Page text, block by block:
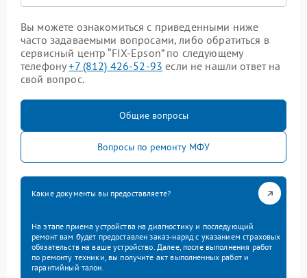
Вы можете ознакомиться с приведенными ниже
часто задаваемыми вопросами, либо обратиться в
сервисный центр “FIX-Epson” по следующему
телефону+7 (812) 426-52-93 если не нашли ответ на
свой вопрос.
Общие вопросы
Вопросы по ремонту МФУ
Какие документы вы предоставляете?
На этапе приема устройства на диагностику и последующий
ремонт вам будет предоставлен заказ-наряд с указанием страховых
обязательств на ваше устройство. Далее, после выполнения работ
по ремонту техники, вы получите акт выполненных работ и
гарантийный талон.